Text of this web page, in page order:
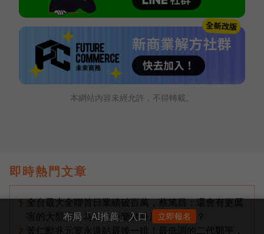
本網站內容未經允許，不得轉載。
即時熱門文章
1 全台最大全聯首日業績破百萬，蔡篤昌：還會有更厲
害的大型店！為何把餐廳健身房都搬上樓？
黃仁勳兆元宴永遠站最後一排！最低調的二代鄭平，
布局「AI推薦」入口 立即報名